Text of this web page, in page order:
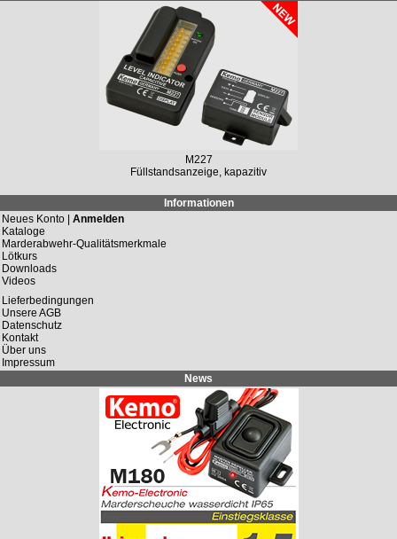
M227
Füllstandsanzeige, kapazitiv
Informationen
Neues Konto | Anmelden
Kataloge
Marderabwehr-Qualitätsmerkmale
Lötkurs
Downloads
Videos
Lieferbedingungen
Unsere AGB
Datenschutz
Kontakt
Über uns
Impressum
News